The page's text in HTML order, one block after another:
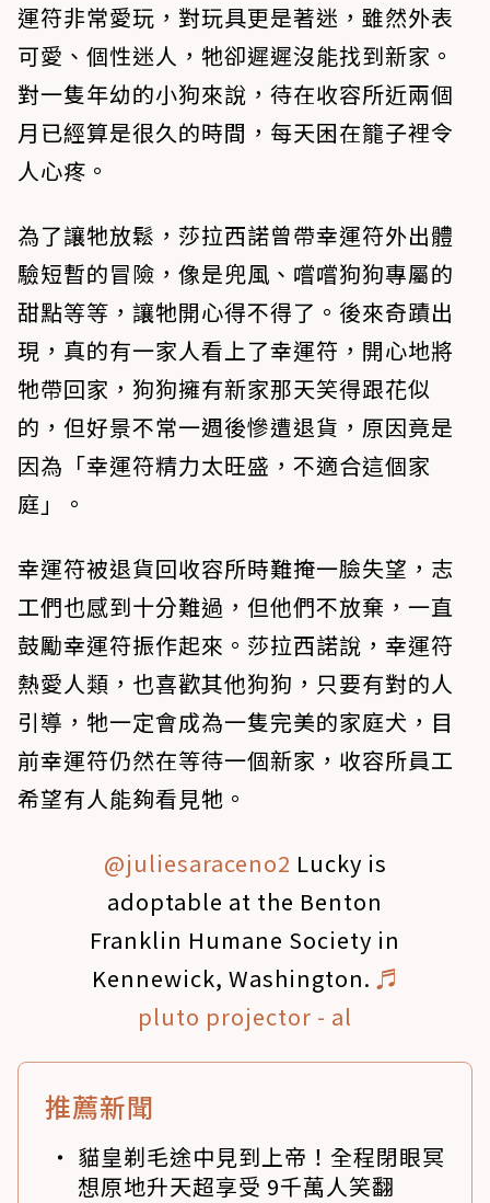
運符非常愛玩，對玩具更是著迷，雖然外表
可愛、個性迷人，牠卻遲遲沒能找到新家。
對一隻年幼的小狗來說，待在收容所近兩個
月已經算是很久的時間，每天困在籠子裡令
人心疼。
為了讓牠放鬆，莎拉西諾曾帶幸運符外出體
驗短暫的冒險，像是兜風、嚐嚐狗狗專屬的
甜點等等，讓牠開心得不得了。後來奇蹟出
現，真的有一家人看上了幸運符，開心地將
牠帶回家，狗狗擁有新家那天笑得跟花似
的，但好景不常一週後慘遭退貨，原因竟是
因為「幸運符精力太旺盛，不適合這個家
庭」。
幸運符被退貨回收容所時難掩一臉失望，志
工們也感到十分難過，但他們不放棄，一直
鼓勵幸運符振作起來。莎拉西諾說，幸運符
熱愛人類，也喜歡其他狗狗，只要有對的人
引導，牠一定會成為一隻完美的家庭犬，目
前幸運符仍然在等待一個新家，收容所員工
希望有人能夠看見牠。
@juliesaraceno2 Lucky is
adoptable at the Benton
Franklin Humane Society in
Kennewick, Washington. ♬
pluto projector - al
推薦新聞
貓皇剃毛途中見到上帝！全程閉眼冥
想原地升天超享受 9千萬人笑翻